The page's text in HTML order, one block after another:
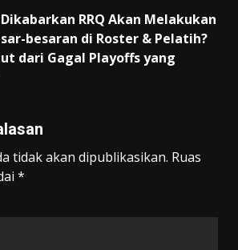
Dikabarkan RRQ Akan Melakukan
besaran di Roster & Pelatih?
dari Gagal Playoffs yang
tidak akan dipublikasikan. Ruas
*